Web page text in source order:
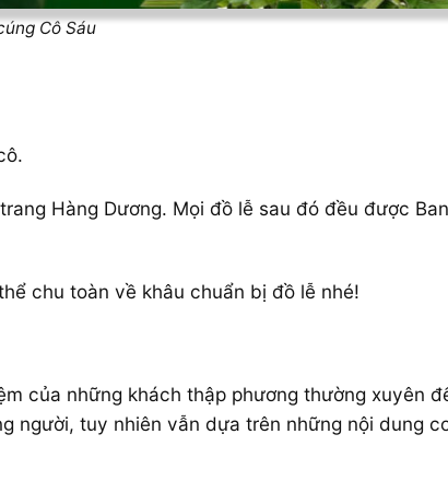
Cô Sáu
Hàng Dương. Mọi đồ lễ sau đó đều được
chu toàn về khâu chuẩn bị đồ lễ nhé!
của những khách thập phương thường xuyên
người, tuy nhiên vẫn dựa trên những nội dung